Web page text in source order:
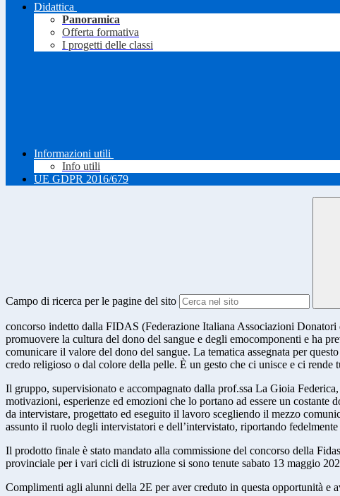
Didattica
Panoramica
Offerta formativa
I progetti delle classi
Informazioni utili
Info utili
UE GDPR 2016/679
Campo di ricerca per le pagine del sito
concorso indetto dalla FIDAS (Federazione Italiana Associazioni
promuovere la cultura del dono del sangue e degli emocomponenti e ha
comunicare il valore del dono del sangue. La tematica assegnata per
credo religioso o dal colore della pelle. È un gesto che ci unisce e ci rende
Il gruppo, supervisionato e accompagnato dalla prof.ssa La Gioia
motivazioni, esperienze ed emozioni che lo portano ad essere un
da intervistare, progettato ed eseguito il lavoro scegliendo il mezzo
assunto il ruolo degli intervistatori e dell’intervistato, riportando
Il prodotto finale è stato mandato alla commissione del concorso della
provinciale per i vari cicli di istruzione si sono tenute sabato 13 maggio
Complimenti agli alunni della 2E per aver creduto in questa opportunità